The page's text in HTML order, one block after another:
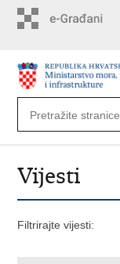
Vijesti
Filtrirajte vijesti: